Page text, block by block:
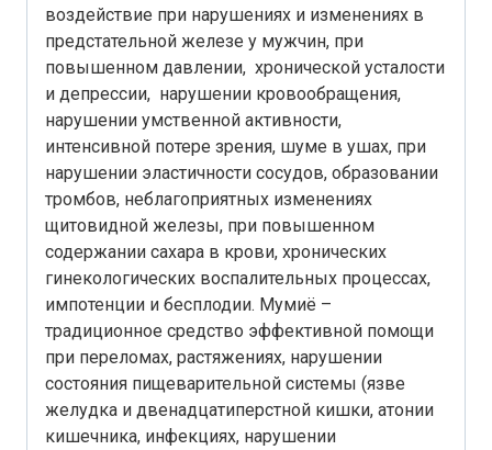
воздействие при нарушениях и изменениях в
предстательной железе у мужчин, при
повышенном давлении, хронической усталости
и депрессии, нарушении кровообращения,
нарушении умственной активности,
интенсивной потере зрения, шуме в ушах, при
нарушении эластичности сосудов, образовании
тромбов, неблагоприятных изменениях
щитовидной железы, при повышенном
содержании сахара в крови, хронических
гинекологических воспалительных процессах,
импотенции и бесплодии. Мумиё –
традиционное средство эффективной помощи
при переломах, растяжениях, нарушении
состояния пищеварительной системы (язве
желудка и двенадцатиперстной кишки, атонии
кишечника, инфекциях, нарушении